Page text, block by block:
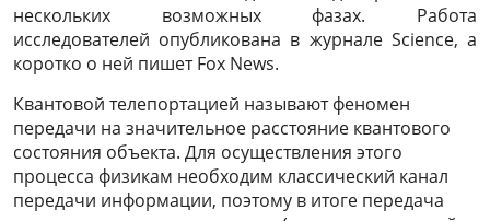
нескольких возможных фазах. Работа
исследователей опубликована в журнале Science, а
коротко о ней пишет Fox News.
Квантовой телепортацией называют феномен
передачи на значительное расстояние квантового
состояния объекта. Для осуществления этого
процесса физикам необходим классический канал
передачи информации, поэтому в итоге передача